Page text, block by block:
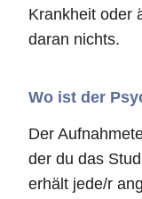
Krankheit oder
daran nichts.
Wo ist der
Der
der du das
erhält jede/r